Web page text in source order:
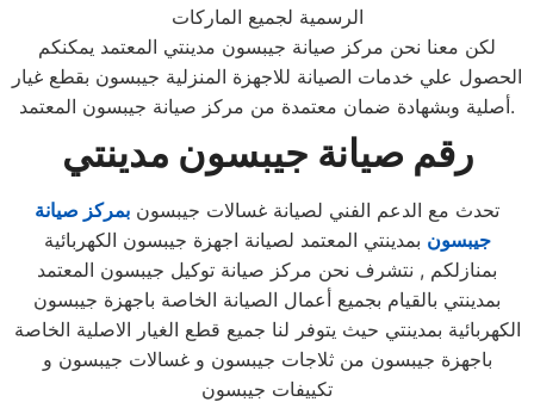
الرسمية لجميع الماركات
لكن معنا نحن مركز صيانة جيبسون مدينتي المعتمد يمكنكم
الحصول علي خدمات الصيانة للاجهزة المنزلية جيبسون بقطع غيار
أصلية وبشهادة ضمان معتمدة من مركز صيانة جيبسون المعتمد.
رقم صيانة جيبسون مدينتي
تحدث مع الدعم الفني لصيانة غسالات جيبسون بمركز صيانة
جيبسون بمدينتي المعتمد لصيانة اجهزة جيبسون الكهربائية
بمنازلكم , نتشرف نحن مركز صيانة توكيل جيبسون المعتمد
بمدينتي بالقيام بجميع أعمال الصيانة الخاصة باجهزة جيبسون
الكهربائية بمدينتي حيث يتوفر لنا جميع قطع الغيار الاصلية الخاصة
باجهزة جيبسون من ثلاجات جيبسون و غسالات جيبسون و
تكييفات جيبسون